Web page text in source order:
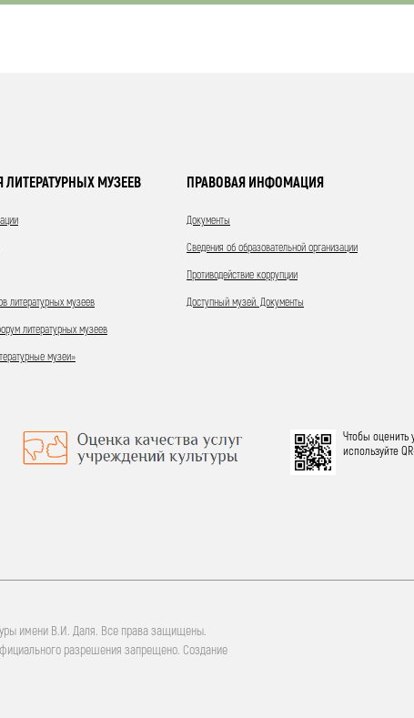
МУЗЕЕВ
литературных музеев
литературных музеев
музеи»
ПРАВОВАЯ ИНФОМАЦИЯ
Документы
Сведения об образовательной организации
Противодействие коррупции
Доступный музей. Документы
Чтобы оценить
используйте
имени В.И. Даля. Все права защищены.
разрешения запрещено. Создание